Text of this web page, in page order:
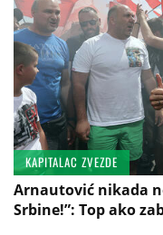
KAPITALAC ZVEZDE
Arnautović nikada
Srbine!”: Top ako